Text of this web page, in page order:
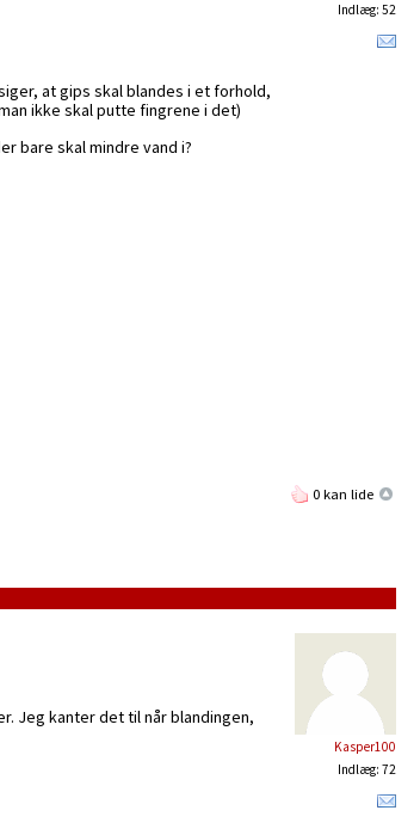
Indlæg: 52
at gips skal blandes i et forhold,
ikke skal putte fingrene i det)
bare skal mindre vand i?
0 kan lide
Kasper100
Indlæg: 72
Jeg kanter det til når blandingen,